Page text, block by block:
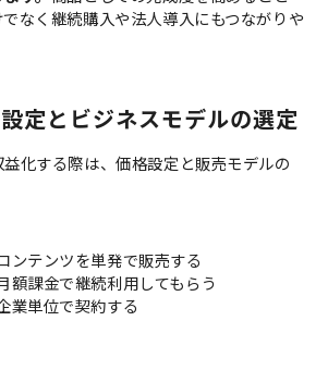
なく継続購入や法人導入にもつながりや
定とビジネスモデルの選定
化する際は、価格設定と販売モデルの
テンツを単発で販売する
課金で継続利用してもらう
単位で契約する